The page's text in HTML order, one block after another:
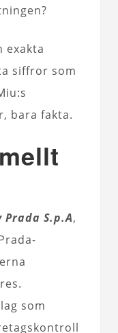
exakta
siffror som
bara fakta.
S.p.A,
som